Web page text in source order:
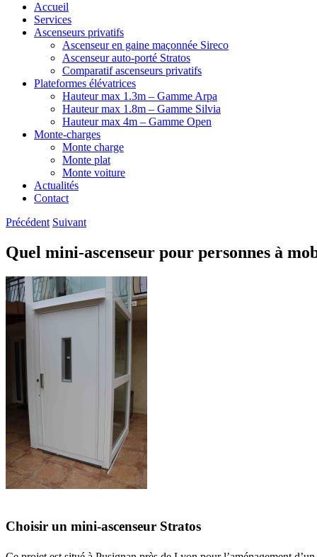
Accueil
Services
Ascenseurs privatifs
Ascenseur en gaine maçonnée Sireco
Ascenseur auto-porté Stratos
Comparatif ascenseurs privatifs
Plateformes élévatrices
Hauteur max 1.3m – Gamme Arpa
Hauteur max 1.8m – Gamme Silvia
Hauteur max 4m – Gamme Open
Monte-charges
Monte charge
Monte plat
Monte voiture
Actualités
Contact
Précédent Suivant
Quel mini-ascenseur pour personnes à
Choisir un mini-ascenseur Stratos